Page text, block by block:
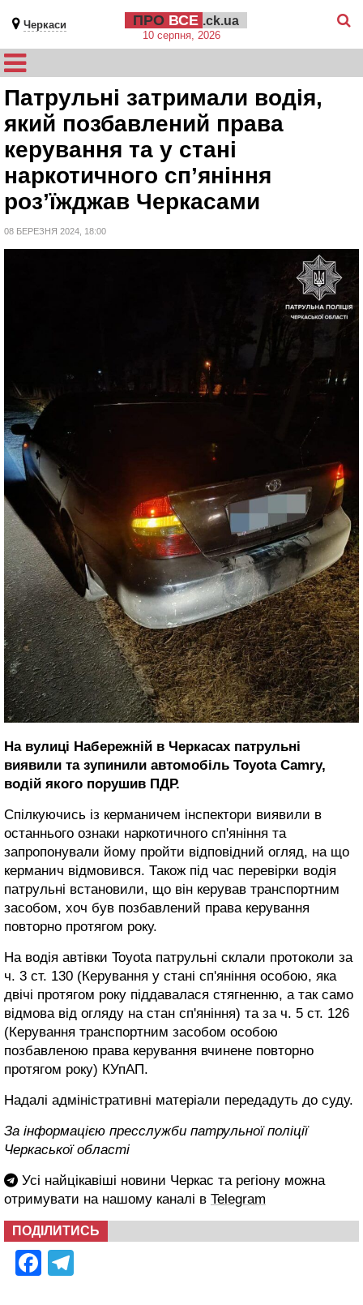
Черкаси ПРО ВСЕ .ck.ua
10 серпня, 2026
Патрульні затримали водія,
який позбавлений права
керування та у стані
наркотичного сп’яніння
роз’їжджав Черкасами
08 БЕРЕЗНЯ 2024, 18:00
На вулиці Набережній в Черкасах патрульні
виявили та зупинили автомобіль Toyota Camry,
водій якого порушив ПДР.
Спілкуючись із керманичем інспектори виявили в
останнього ознаки наркотичного сп'яніння та
запропонували йому пройти відповідний огляд, на що
керманич відмовився. Також під час перевірки водія
патрульні встановили, що він керував транспортним
засобом, хоч був позбавлений права керування
повторно протягом року.
На водія автівки Toyota патрульні склали протоколи за
ч. 3 ст. 130 (Керування у стані сп'яніння особою, яка
двічі протягом року піддавалася стягненню, а так само
відмова від огляду на стан сп'яніння) та за ч. 5 ст. 126
(Керування транспортним засобом особою
позбавленою права керування вчинене повторно
протягом року) КУпАП.
Надалі адміністративні матеріали передадуть до суду.
За інформацією пресслужби патрульної поліції
Черкаської області
Усі найцікавіші новини Черкас та регіону можна
отримувати на нашому каналі в Telegram
ПОДІЛИТИСЬ
Facebook